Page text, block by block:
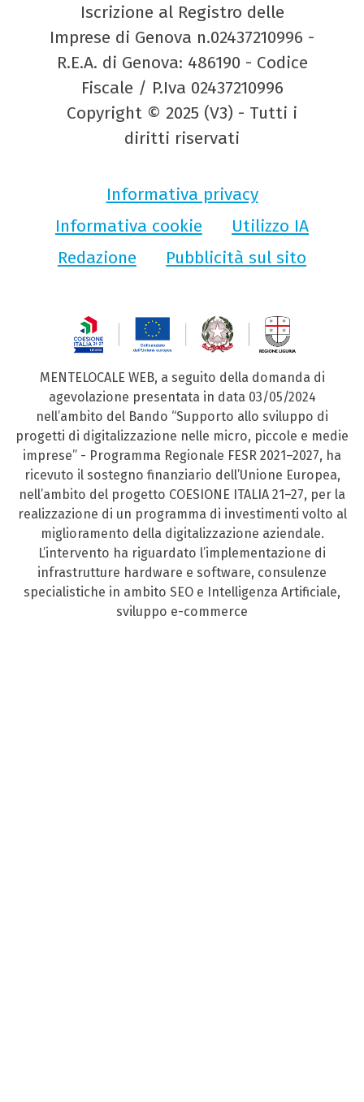
Iscrizione al Registro delle
Imprese di Genova n.02437210996 -
R.E.A. di Genova: 486190 - Codice
Fiscale / P.Iva 02437210996
Copyright © 2025 (V3) - Tutti i
diritti riservati
Informativa privacy
Informativa cookie
Utilizzo IA
Redazione
Pubblicità sul sito
MENTELOCALE WEB, a seguito della domanda di
agevolazione presentata in data 03/05/2024
nell’ambito del Bando “Supporto allo sviluppo di
progetti di digitalizzazione nelle micro, piccole e medie
imprese” - Programma Regionale FESR 2021–2027, ha
ricevuto il sostegno finanziario dell’Unione Europea,
nell’ambito del progetto COESIONE ITALIA 21–27, per la
realizzazione di un programma di investimenti volto al
miglioramento della digitalizzazione aziendale.
L’intervento ha riguardato l’implementazione di
infrastrutture hardware e software, consulenze
specialistiche in ambito SEO e Intelligenza Artificiale,
sviluppo e-commerce